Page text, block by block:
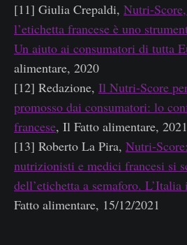
[11] Giulia Crepaldi, Nutri-
l’etichetta francese è uno
Un aiuto ai consumatori di tutta
alimentare, 2020
[12] Redazione, Il Nutri-Score
promosso dai consumatori: lo
francese, Il Fatto alimentare, 2021
[13] Roberto La Pira, Nutri-
nutrizionisti e medici francesi si
dell’etichetta a semaforo.
Fatto alimentare, 15/12/2021